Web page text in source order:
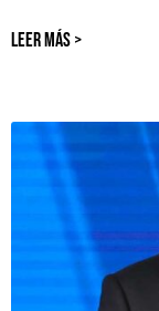
LEER MÁS >